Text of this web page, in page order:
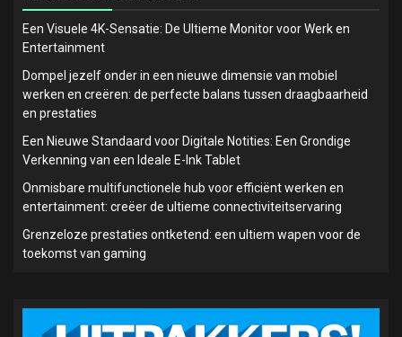
Een Visuele 4K-Sensatie: De Ultieme Monitor voor Werk en
Entertainment
Dompel jezelf onder in een nieuwe dimensie van mobiel
werken en creëren: de perfecte balans tussen draagbaarheid
en prestaties
Een Nieuwe Standaard voor Digitale Notities: Een Grondige
Verkenning van een Ideale E-Ink Tablet
Onmisbare multifunctionele hub voor efficiënt werken en
entertainment: creëer de ultieme connectiviteitservaring
Grenzeloze prestaties ontketend: een ultiem wapen voor de
toekomst van gaming